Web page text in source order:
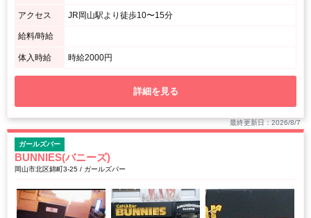
アクセス JR岡山駅より徒歩10〜15分
給料/時給
体入時給 時給2000円
詳細を見る
最終更新日：2026/8/7
ガールズバー
BUNNIES(バニーズ)
岡山市北区錦町3-25 / ガールズバー